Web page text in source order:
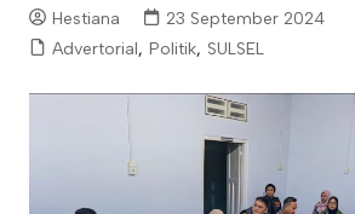
Hestiana
23 September 2024
Advertorial, Politik, SULSEL